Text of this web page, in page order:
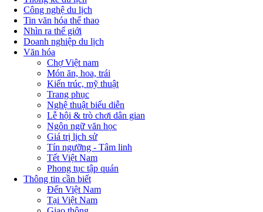
Công nghệ du lịch
Tin văn hóa thể thao
Nhìn ra thế giới
Doanh nghiệp du lịch
Văn hóa
Chợ Việt nam
Món ăn, hoa, trái
Kiến trúc, mỹ thuật
Trang phục
Nghệ thuật biểu diễn
Lễ hội & trò chơi dân gian
Ngôn ngữ văn học
Giá trị lịch sử
Tín ngưỡng - Tâm linh
Tết Việt Nam
Phong tục tập quán
Thông tin cần biết
Đến Việt Nam
Tại Việt Nam